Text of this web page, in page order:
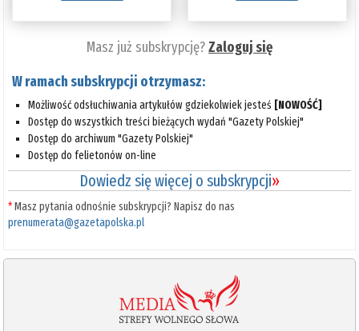
Masz już subskrypcję?Zaloguj się
W ramach subskrypcji otrzymasz:
Możliwość odsłuchiwania artykułów gdziekolwiek jesteś [NOWOŚĆ]
Dostęp do wszystkich treści bieżących wydań "Gazety Polskiej"
Dostęp do archiwum "Gazety Polskiej"
Dostęp do felietonów on-line
Dowiedz się więcej o subskrypcji»
*Masz pytania odnośnie subskrypcji? Napisz do nas
prenumerata@gazetapolska.pl